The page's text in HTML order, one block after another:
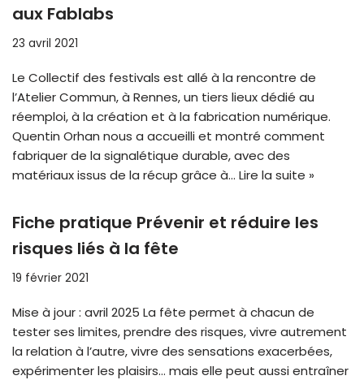
aux Fablabs
23 avril 2021
Le Collectif des festivals est allé à la rencontre de
l’Atelier Commun, à Rennes, un tiers lieux dédié au
réemploi, à la création et à la fabrication numérique.
Quentin Orhan nous a accueilli et montré comment
fabriquer de la signalétique durable, avec des
matériaux issus de la récup grâce à… Lire la suite »
Fiche pratique Prévenir et réduire les
risques liés à la fête
19 février 2021
Mise à jour : avril 2025 La fête permet à chacun de
tester ses limites, prendre des risques, vivre autrement
la relation à l’autre, vivre des sensations exacerbées,
expérimenter les plaisirs… mais elle peut aussi entraîner